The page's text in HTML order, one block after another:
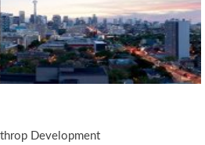
Development